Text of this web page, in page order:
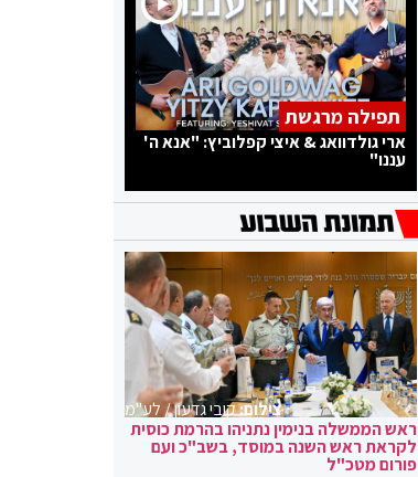
תפילה מרגשת
ארי גולדוואג & איצי קפלוביץ: "אנא ה'
עננו"
צילום:קובי גדעון / לע"מ
ראש הממשלה בנימין נתניהו בהרמת כוסית
לקראת ראש השנה במוסד, בשב"כ ועם
פורום מטכ"ל